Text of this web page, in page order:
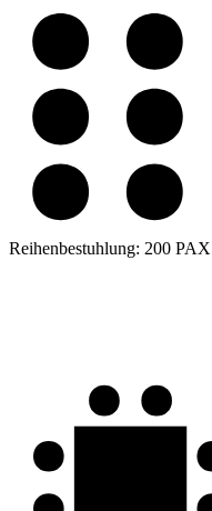
Reihenbestuhlung: 200 PAX